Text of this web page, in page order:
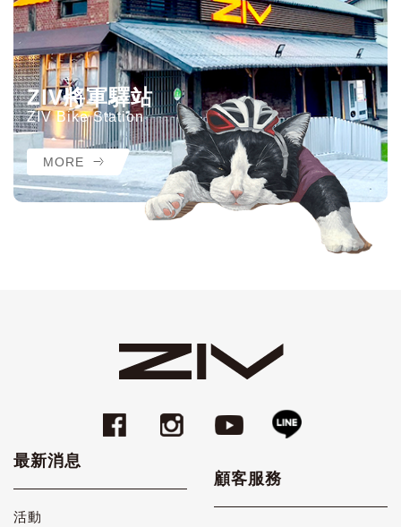
ZIV將軍驛站
ZIV Bike Station
MORE
最新消息
活動
顧客服務